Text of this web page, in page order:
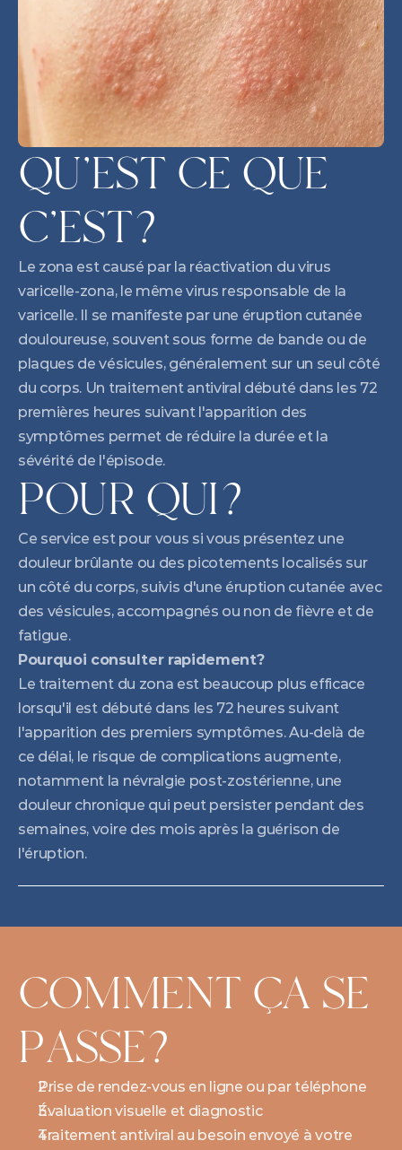
QU'EST CE QUE
C'EST?
Le zona est causé par la réactivation du virus
varicelle-zona, le même virus responsable de la
varicelle. Il se manifeste par une éruption cutanée
douloureuse, souvent sous forme de bande ou de
plaques de vésicules, généralement sur un seul côté
du corps. Un traitement antiviral débuté dans les 72
premières heures suivant l'apparition des
symptômes permet de réduire la durée et la
sévérité de l'épisode.
POUR QUI?
Ce service est pour vous si vous présentez une
douleur brûlante ou des picotements localisés sur
un côté du corps, suivis d'une éruption cutanée avec
des vésicules, accompagnés ou non de fièvre et de
fatigue.
Pourquoi consulter rapidement?
Le traitement du zona est beaucoup plus efficace
lorsqu'il est débuté dans les 72 heures suivant
l'apparition des premiers symptômes. Au-delà de
ce délai, le risque de complications augmente,
notamment la névralgie post-zostérienne, une
douleur chronique qui peut persister pendant des
semaines, voire des mois après la guérison de
l'éruption.
COMMENT ÇA SE
PASSE?
Prise de rendez-vous en ligne ou par téléphone
Évaluation visuelle et diagnostic
Traitement antiviral au besoin envoyé à votre